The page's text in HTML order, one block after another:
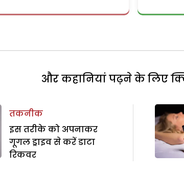
और कहानियां पढ़ने के लिए
तकनीक
इस तरीके को अपनाकर
गूगल ड्राइव से करें डाटा
रिकवर